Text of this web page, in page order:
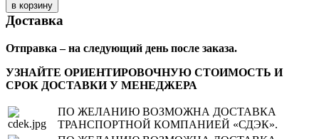
Доставка
Отправка – на следующий день после заказа.
УЗНАЙТЕ ОРИЕНТИРОВОЧНУЮ СТОИМОСТЬ И
СРОК ДОСТАВКИ У МЕНЕДЖЕРА
ПО ЖЕЛАНИЮ ВОЗМОЖНА ДОСТАВКА
ТРАНСПОРТНОЙ КОМПАНИЕЙ «СДЭК».